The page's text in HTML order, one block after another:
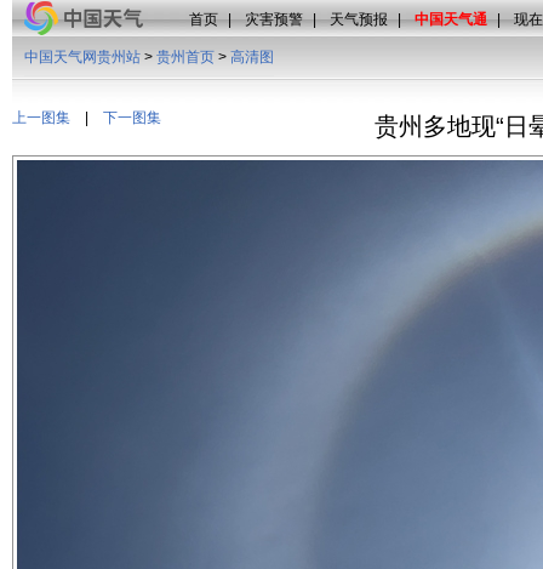
首页 | 灾害预警 | 天气预报 | 中国天气通 | 现
上一图集 下一图集
中国天气网贵州站 > 贵州首页 > 高清图
贵州多地现“日